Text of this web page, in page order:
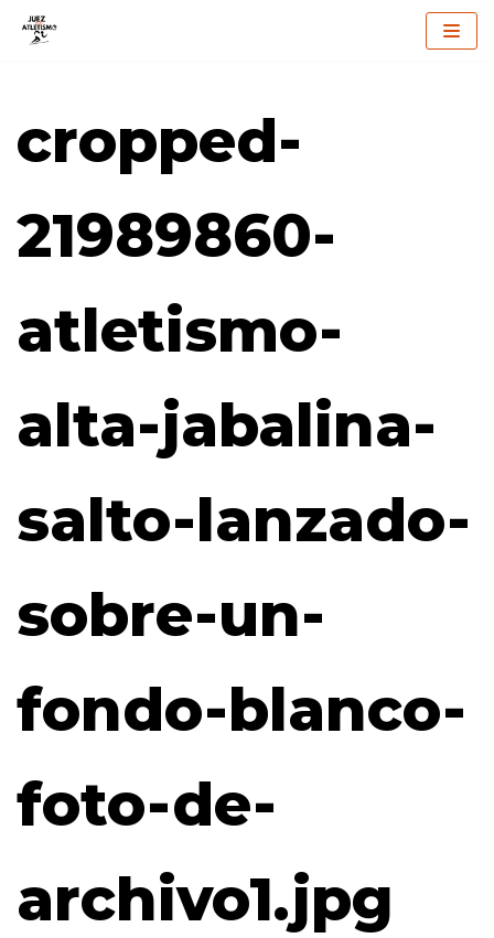
cropped-
21989860-
atletismo-
alta-jabalina-
salto-lanzado-
sobre-un-
fondo-blanco-
foto-de-
archivo1.jpg